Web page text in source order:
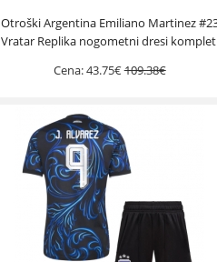
Otroški Argentina Emiliano Martinez
Vratar Replika nogometni dresi
Cena:43.75€109.38€